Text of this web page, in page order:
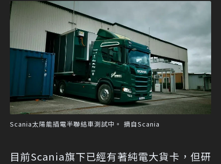
Scania太陽能插電半聯結車測試中。 摘自Scania
目前Scania旗下已經有著純電大貨卡，但研